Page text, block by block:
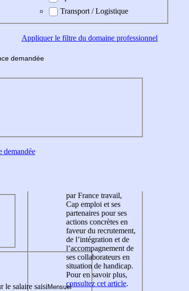
Transport / Logistique
Appliquerle filtre du domaine professionnel
demandée
demandée
le salaire saisi
par France travail,
Cap emploi et ses
partenaires pour ses
actions concrètes en
faveur du recrutement,
de l’intégration et de
l’accompagnement de
ses collaborateurs en
situation de handicap.
Pour en savoir plus,
consultez cet article.